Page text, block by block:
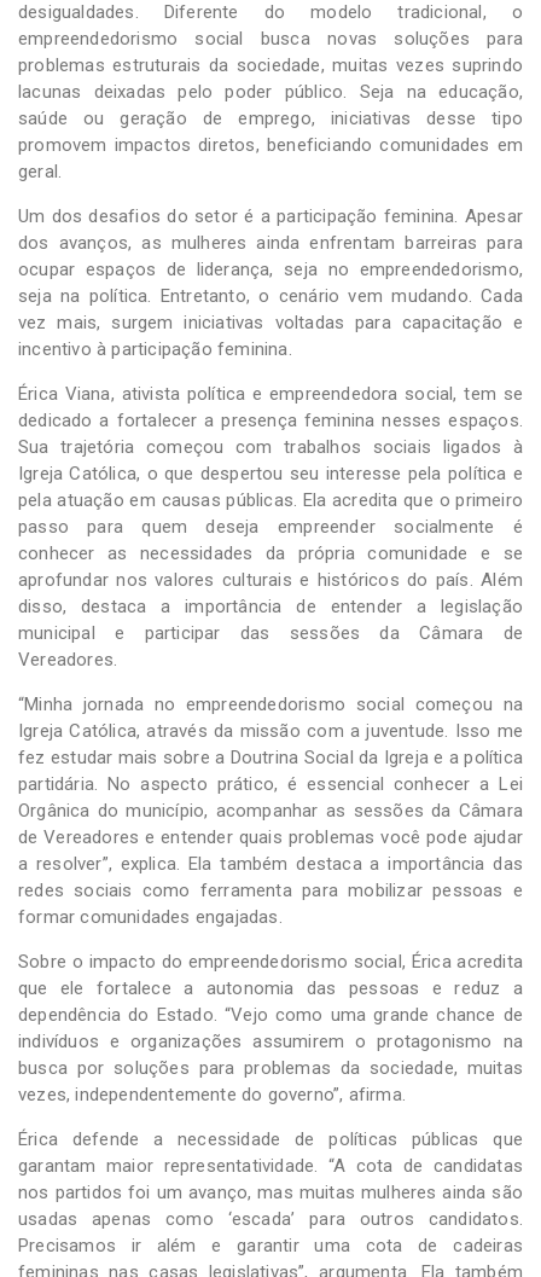
desigualdades. Diferente do modelo tradicional, o
empreendedorismo social busca novas soluções para
problemas estruturais da sociedade, muitas vezes suprindo
lacunas deixadas pelo poder público. Seja na educação,
saúde ou geração de emprego, iniciativas desse tipo
promovem impactos diretos, beneficiando comunidades em
geral.
Um dos desafios do setor é a participação feminina. Apesar
dos avanços, as mulheres ainda enfrentam barreiras para
ocupar espaços de liderança, seja no empreendedorismo,
seja na política. Entretanto, o cenário vem mudando. Cada
vez mais, surgem iniciativas voltadas para capacitação e
incentivo à participação feminina.
Érica Viana, ativista política e empreendedora social, tem se
dedicado a fortalecer a presença feminina nesses espaços.
Sua trajetória começou com trabalhos sociais ligados à
Igreja Católica, o que despertou seu interesse pela política e
pela atuação em causas públicas. Ela acredita que o primeiro
passo para quem deseja empreender socialmente é
conhecer as necessidades da própria comunidade e se
aprofundar nos valores culturais e históricos do país. Além
disso, destaca a importância de entender a legislação
municipal e participar das sessões da Câmara de
Vereadores.
“Minha jornada no empreendedorismo social começou na
Igreja Católica, através da missão com a juventude. Isso me
fez estudar mais sobre a Doutrina Social da Igreja e a política
partidária. No aspecto prático, é essencial conhecer a Lei
Orgânica do município, acompanhar as sessões da Câmara
de Vereadores e entender quais problemas você pode ajudar
a resolver”, explica. Ela também destaca a importância das
redes sociais como ferramenta para mobilizar pessoas e
formar comunidades engajadas.
Sobre o impacto do empreendedorismo social, Érica acredita
que ele fortalece a autonomia das pessoas e reduz a
dependência do Estado. “Vejo como uma grande chance de
indivíduos e organizações assumirem o protagonismo na
busca por soluções para problemas da sociedade, muitas
vezes, independentemente do governo”, afirma.
Érica defende a necessidade de políticas públicas que
garantam maior representatividade. “A cota de candidatas
nos partidos foi um avanço, mas muitas mulheres ainda são
usadas apenas como ‘escada’ para outros candidatos.
Precisamos ir além e garantir uma cota de cadeiras
femininas nas casas legislativas”, argumenta. Ela também